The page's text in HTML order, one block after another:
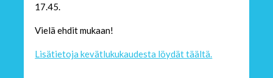
17.45.
Vielä ehdit mukaan!
Lisätietoja kevätlukukaudesta löydät täältä.